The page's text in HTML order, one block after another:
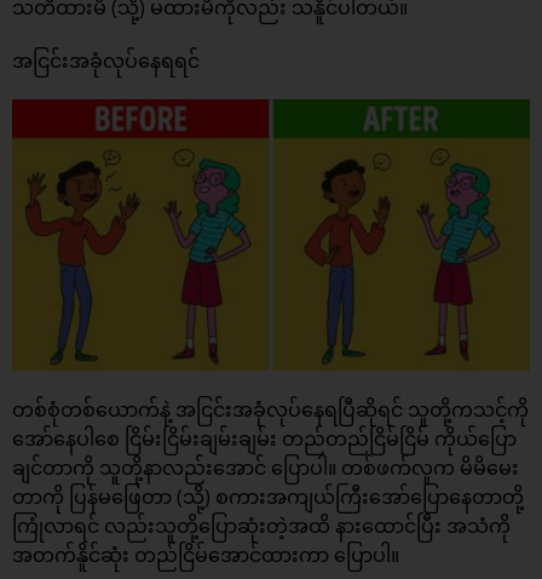
သတိထားမိ (သို့) မထားမိကိုလည်း သနိူင်ပါတယ်။
အငြင်းအခုံလုပ်နေရရင်
တစ်စုံတစ်ယောက်နဲ့ အငြင်းအခုံလုပ်နေရပြီဆိုရင် သူတို့ကသင့်ကို
အော်နေပါစေ ငြိမ်းငြိမ်းချမ်းချမ်း တည်တည်ငြိမ်ငြိမ် ကိုယ်ပြော
ချင်တာကို သူတို့နာလည်းအောင် ပြောပါ။ တစ်ဖက်လူက မိမိမေး
တာကို ပြန်မဖြေတာ (သို့) စကားအကျယ်ကြီးအော်ပြောနေတာတို့
ကြုံလာရင် လည်းသူတို့ပြောဆုံးတဲ့အထိ နားထောင်ပြီး အသံကို
အတက်နိူင်ဆုံး တည်ငြိမ်အောင်ထားကာ ပြောပါ။